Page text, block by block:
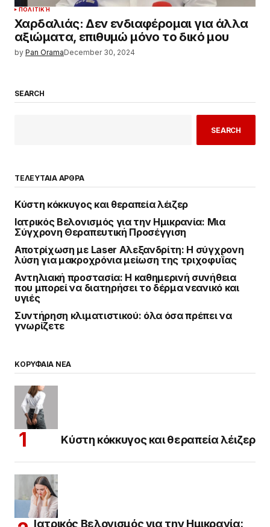
ΠΟΛΙΤΙΚΉ
Χαρδαλιάς: Δεν ενδιαφέρομαι για άλλα
αξιώματα, επιθυμώ μόνο το δικό μου
by Pan OramaDecember 30, 2024
SEARCH
SEARCH
ΤΕΛΕΥΤΑΙΑ ΑΡΘΡΑ
Κύστη κόκκυγος και θεραπεία λέιζερ
Ιατρικός Βελονισμός για την Ημικρανία: Μια
Σύγχρονη Θεραπευτική Προσέγγιση
Αποτρίχωση με Laser Αλεξανδρίτη: Η σύγχρονη
λύση για μακροχρόνια μείωση της τριχοφυΐας
Αντηλιακή προστασία: Η καθημερινή συνήθεια
που μπορεί να διατηρήσει το δέρμα νεανικό και
υγιές
Συντήρηση κλιματιστικού: όλα όσα πρέπει να
γνωρίζετε
ΚΟΡΥΦΑΙΑ ΝΕΑ
Κύστη κόκκυγος και θεραπεία λέιζερ
Ιατρικός Βελονισμός για την Ημικρανία: